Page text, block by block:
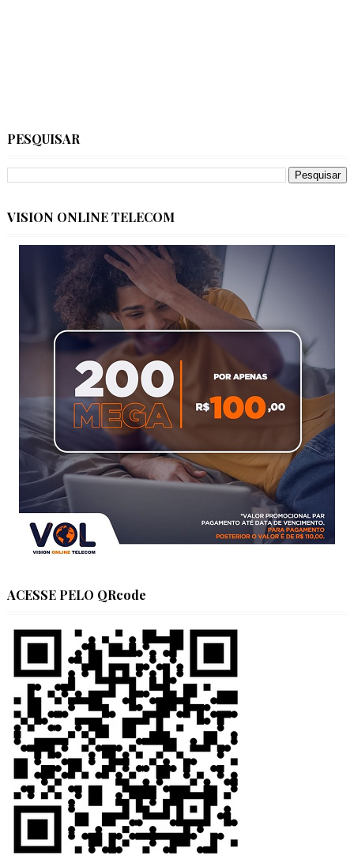
PESQUISAR
VISION ONLINE TELECOM
ACESSE PELO QRcode